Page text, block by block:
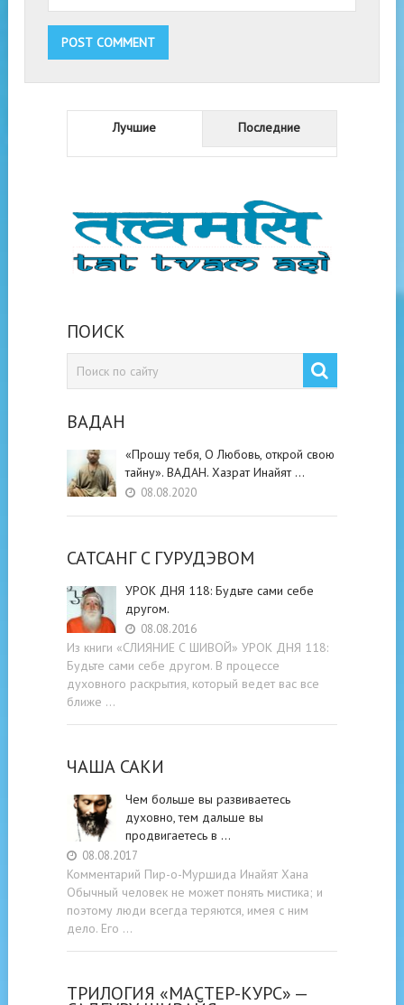
Лучшие Последние
ПОИСК
ВАДАН
«Прошу тебя, О Любовь, открой свою
тайну». ВАДАН. Хазрат Инайят …
08.08.2020
САТСАНГ C ГУРУДЭВОМ
УРОК ДНЯ 118: Будьте cами cебе
другом.
08.08.2016
Из книги «СЛИЯНИЕ С ШИВОЙ» УРОК ДНЯ 118:
Будьте cами cебе другом. В процессе
духовного раскрытия, который ведет вас все
ближе …
ЧАША САКИ
Чем больше вы развиваетесь
духовно, тем дальше вы
продвигаетесь в …
08.08.2017
Комментарий Пир-о-Муршида Инайят Хана
Обычный человек не может понять мистика; и
поэтому люди всегда теряются, имея с ним
дело. Его …
ТРИЛОГИЯ «МАСТЕР-КУРС» —